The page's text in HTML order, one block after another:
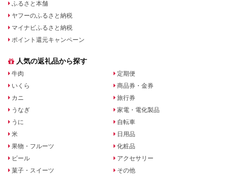
ふるさと本舗
ヤフーのふるさと納税
マイナビふるさと納税
ポイント還元キャンペーン
人気の返礼品から探す
牛肉
いくら
カニ
うなぎ
うに
米
果物・フルーツ
ビール
菓子・スイーツ
定期便
商品券・金券
旅行券
家電・電化製品
自転車
日用品
化粧品
アクセサリー
その他